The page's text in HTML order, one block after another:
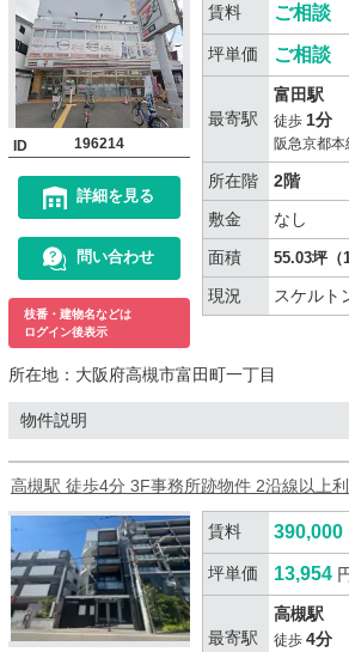
ID 196214
詳細を見る
問い合わせ
枝番・建物名などは
ログイン後表示
賃料 ご相談
坪単価 ご相談
最寄駅
富田駅
徒歩 1分
阪急京都本
所在階
2階
敷金
なし
面積
55.03坪（
現況 スケルト
所在地： 大阪府高槻市富田町一丁目
物件説明
高槻駅 徒歩4分 3F事務所跡物件 2沿線以上利
賃料 390,000
坪単価 13,954
最寄駅
高槻駅
徒歩 4分